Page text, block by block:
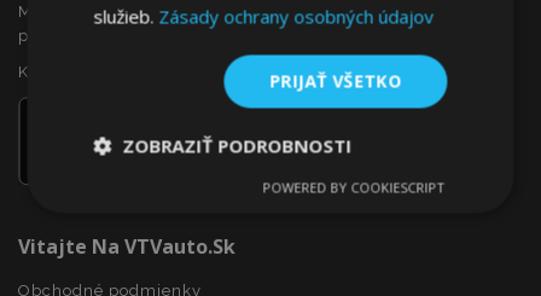
Máte záujem o dropshipping, alebo sa chcete stať našim
partnerom?
Kontaktujte nás ešte dnes!
Vitajte Na VTVauto.sk
Obchodné podmienky
služieb. Zásady ochrany osobných údajov
PRIJAŤ VŠETKO
ZOBRAZIŤ PODROBNOSTI
Výkonnosť Cielenie
POWERED BY COOKIESCRIPT